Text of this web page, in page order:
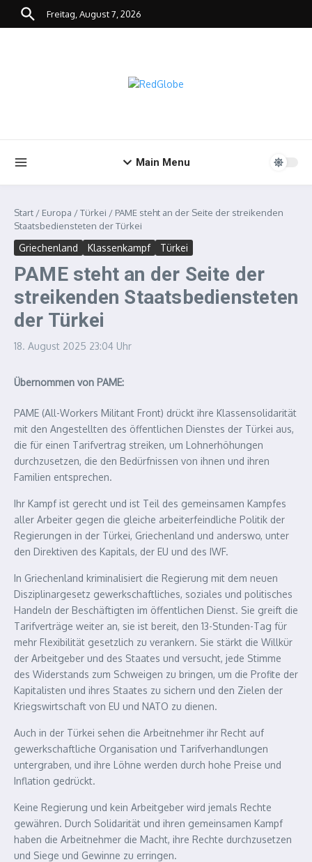
Zum Inhalt springen
Freitag, August 7, 2026
Main Menu
Start / Europa /Türkei / PAME steht an der Seite der streikenden
Staatsbediensteten der Türkei
Griechenland Klassenkampf Türkei
PAME steht an der Seite der
streikenden Staatsbediensteten
der Türkei
18. August 2025 23:04 Uhr
Übernommen von PAME:
PAME (All-Workers Militant Front) drückt ihre Klassensolidarität
mit den Angestellten des öffentlichen Dienstes der Türkei aus,
die für einen Tarifvertrag streiken, um Lohnerhöhungen
durchzusetzen, die den Bedürfnissen von ihnen und ihren
Familien entsprechen.
Ihr Kampf ist gerecht und ist Teil des gemeinsamen Kampfes
aller Arbeiter gegen die gleiche arbeiterfeindliche Politik der
Regierungen in der Türkei, Griechenland und anderswo, unter
den Direktiven des Kapitals, der EU und des IWF.
In Griechenland kriminalisiert die Regierung mit dem neuen
Disziplinargesetz gewerkschaftliches, soziales und politisches
Handeln der Beschäftigten im öffentlichen Dienst. Sie greift die
Tarifverträge weiter an, sie ist bereit, den 13-Stunden-Tag für
mehr Flexibilität gesetzlich zu verankern. Sie stärkt die Willkür
der Arbeitgeber und des Staates und versucht, jede Stimme
des Widerstands zum Schweigen zu bringen, um die Profite der
Kapitalisten und ihres Staates zu sichern und den Zielen der
Kriegswirtschaft von EU und NATO zu dienen.
Auch in der Türkei sehen die Arbeitnehmer ihr Recht auf
gewerkschaftliche Organisation und Tarifverhandlungen
untergraben, und ihre Löhne werden durch hohe Preise und
Inflation gedrückt.
Keine Regierung und kein Arbeitgeber wird jemals Rechte
gewähren. Durch Solidarität und ihren gemeinsamen Kampf
haben die Arbeitnehmer die Macht, ihre Rechte durchzusetzen
und Siege und Gewinne zu erringen.